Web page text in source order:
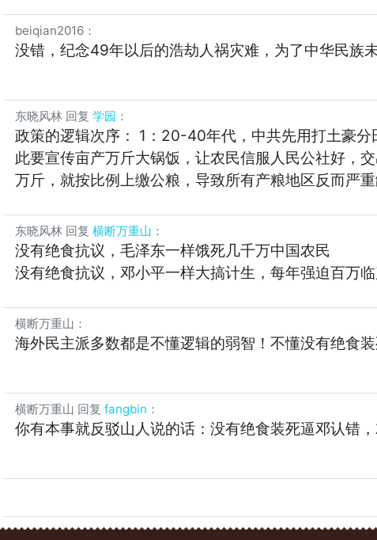
beiqian2016 ：
没错，纪念49年以后的浩劫人祸灾难，为了中华民族
东晓风林 回复 学园 ：
政策的逻辑次序： 1：20-40年代，中共先用打土豪
此要宣传亩产万斤大锅饭，让农民信服人民公社好，
万斤，就按比例上缴公粮，导致所有产粮地区反而严
东晓风林 回复 横断万重山 ：
没有绝食抗议，毛泽东一样饿死几千万中国农民
没有绝食抗议，邓小平一样大搞计生，每年强迫百万
横断万重山 ：
海外民主派多数都是不懂逻辑的弱智！不懂没有绝食
横断万重山 回复 fangbin ：
你有本事就反驳山人说的话：没有绝食装死逼邓认错